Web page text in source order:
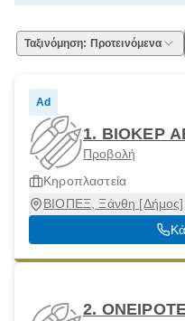
Ταξινόμηση: Προτεινόμενα
Ad
1. ΒΙΟΚΕΡ
Προβολή
Κηροπλαστεία
ΒΙΟΠΕΞ, Ξάνθη
2.